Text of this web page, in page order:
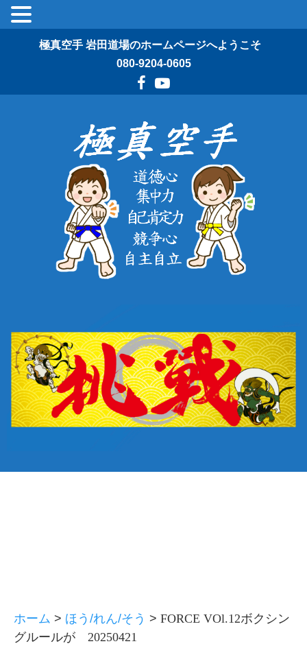
極真空手 岩田道場のホームページへようこそ
080-9204-0605
ホーム > ほう/れん/そう > FORCE VOl.12ボクシン
グルールが 20250421